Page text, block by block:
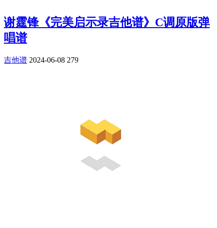
谢霆锋《完美启示录吉他谱》C调原版弹
唱谱
吉他谱 2024-06-08 279